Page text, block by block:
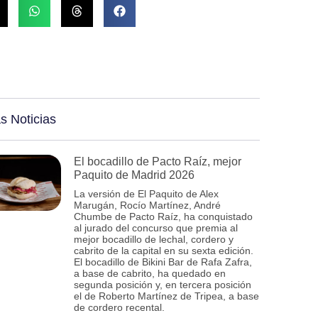
Noticias
El bocadillo de Pacto Raíz, mejor
Paquito de Madrid 2026
La versión de El Paquito de Alex
Marugán, Rocío Martínez, André
Chumbe de Pacto Raíz, ha conquistado
al jurado del concurso que premia al
mejor bocadillo de lechal, cordero y
cabrito de la capital en su sexta edición.
El bocadillo de Bikini Bar de Rafa Zafra,
a base de cabrito, ha quedado en
segunda posición y, en tercera posición
el de Roberto Martínez de Tripea, a base
de cordero recental.